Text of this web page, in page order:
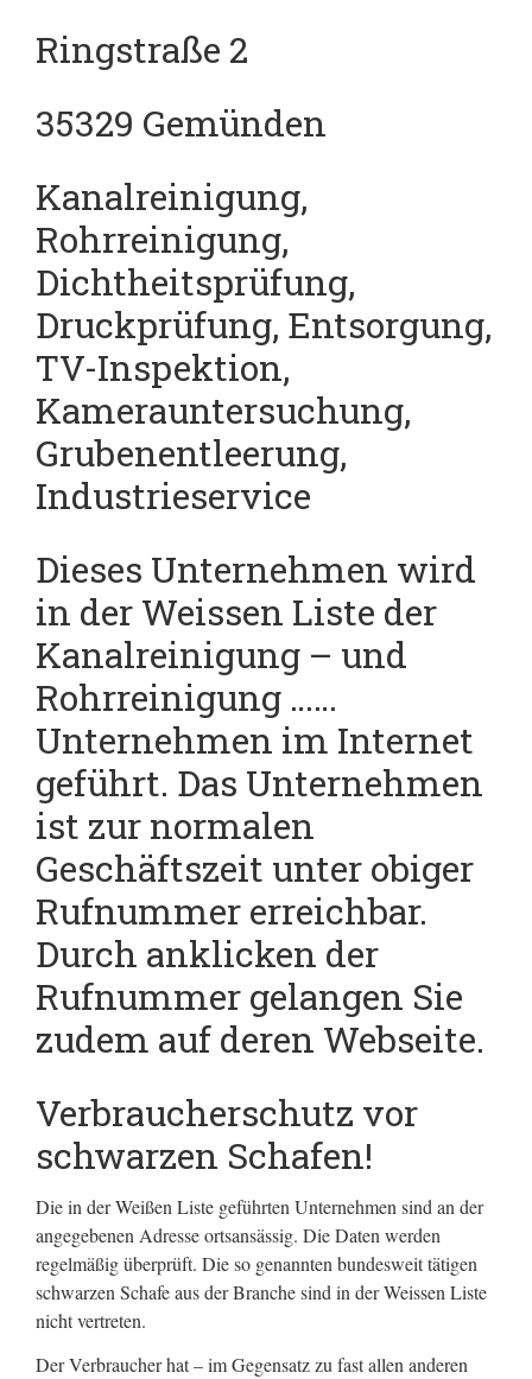
Ringstraße 2
35329 Gemünden
Kanalreinigung,
Rohrreinigung,
Dichtheitsprüfung,
Druckprüfung, Entsorgung,
TV-Inspektion,
Kamerauntersuchung,
Grubenentleerung,
Industrieservice
Dieses Unternehmen wird
in der Weissen Liste der
Kanalreinigung – und
Rohrreinigung ……
Unternehmen im Internet
geführt. Das Unternehmen
ist zur normalen
Geschäftszeit unter obiger
Rufnummer erreichbar.
Durch anklicken der
Rufnummer gelangen Sie
zudem auf deren Webseite.
Verbraucherschutz vor
schwarzen Schafen!
Die in der Weißen Liste geführten Unternehmen sind an der
angegebenen Adresse ortsansässig. Die Daten werden
regelmäßig überprüft. Die so genannten bundesweit tätigen
schwarzen Schafe aus der Branche sind in der Weissen Liste
nicht vertreten.
Der Verbraucher hat – im Gegensatz zu fast allen anderen